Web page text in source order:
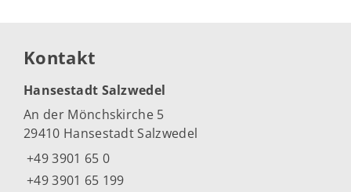
Kontakt
Hansestadt Salzwedel
An der Mönchskirche 5
29410 Hansestadt Salzwedel
+49 3901 65 0
+49 3901 65 199